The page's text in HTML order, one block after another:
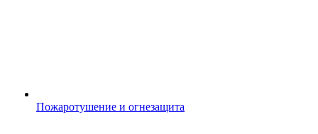
Пожаротушение и огнезащита